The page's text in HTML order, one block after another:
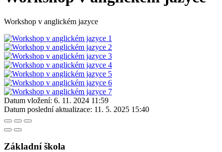
Workshop v anglickém jazyce
Datum vložení: 6. 11. 2024 11:59
Datum poslední aktualizace: 11. 5. 2025 15:40
Základní škola